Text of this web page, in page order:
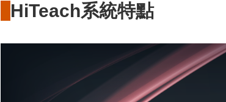
HiTeach系統特點